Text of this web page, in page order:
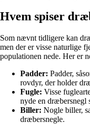
Hvem spiser
Som nævnt tidligere kan
men der er visse naturlige
populationen nede. Her er
Padder: Padder,
rovdyr, der holder
Fugle: Visse
nyde en dræbersnegl
Biller: Nogle biller,
dræbersnegle.